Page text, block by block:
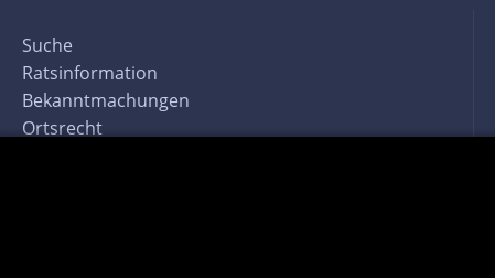
Suche
Ratsinformation
Bekanntmachungen
Ortsrecht